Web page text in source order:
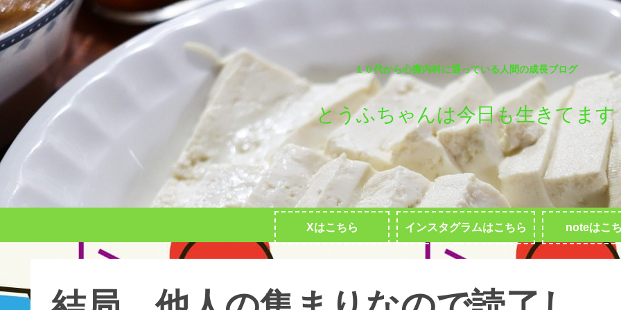
１０代から心療内科に通っている人間の成長ブログ
とうふちゃんは今日も生きてます
Xはこちら インスタグラムはこちら noteはこ